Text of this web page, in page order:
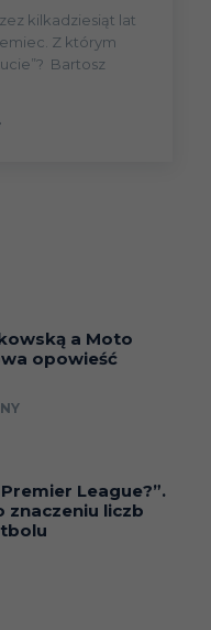
kilkadziesiąt lat
Z którym
a Moto
opowieść
League?”.
znaczeniu liczb